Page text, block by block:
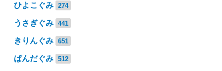
ひよこぐみ 274
うさぎぐみ 441
きりんぐみ 651
ぱんだぐみ 512